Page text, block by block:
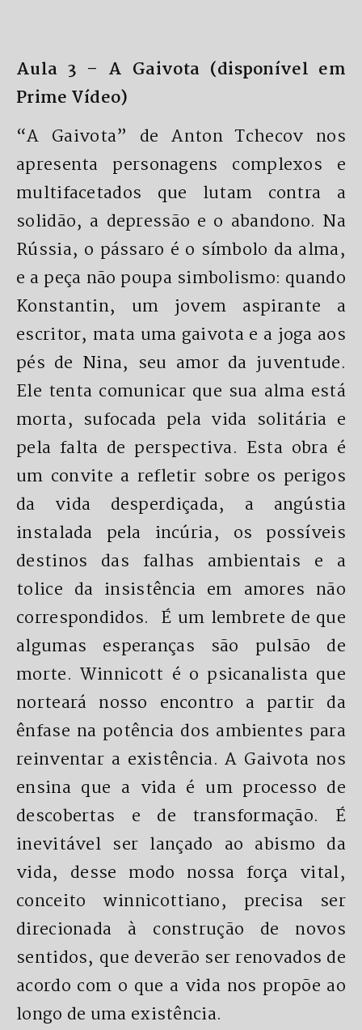
Aula 3 – A Gaivota (disponível em
Prime Vídeo)
“A Gaivota” de Anton Tchecov nos
apresenta personagens complexos e
multifacetados que lutam contra a
solidão, a depressão e o abandono. Na
Rússia, o pássaro é o símbolo da alma,
e a peça não poupa simbolismo: quando
Konstantin, um jovem aspirante a
escritor, mata uma gaivota e a joga aos
pés de Nina, seu amor da juventude.
Ele tenta comunicar que sua alma está
morta, sufocada pela vida solitária e
pela falta de perspectiva. Esta obra é
um convite a refletir sobre os perigos
da vida desperdiçada, a angústia
instalada pela incúria, os possíveis
destinos das falhas ambientais e a
tolice da insistência em amores não
correspondidos. É um lembrete de que
algumas esperanças são pulsão de
morte. Winnicott é o psicanalista que
norteará nosso encontro a partir da
ênfase na potência dos ambientes para
reinventar a existência. A Gaivota nos
ensina que a vida é um processo de
descobertas e de transformação. É
inevitável ser lançado ao abismo da
vida, desse modo nossa força vital,
conceito winnicottiano, precisa ser
direcionada à construção de novos
sentidos, que deverão ser renovados de
acordo com o que a vida nos propõe ao
longo de uma existência.